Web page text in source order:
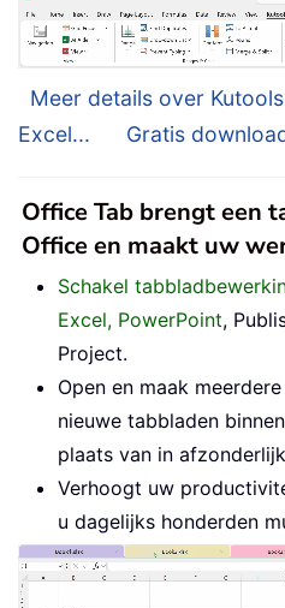
Meer details over
Excel...
Gratis
Office Tab brengt een
Office en maakt uw
Schakel
Excel, PowerPoint,
Project.
Open en maak
nieuwe tabbladen
plaats van in
Verhoogt uw
u dagelijks honderden